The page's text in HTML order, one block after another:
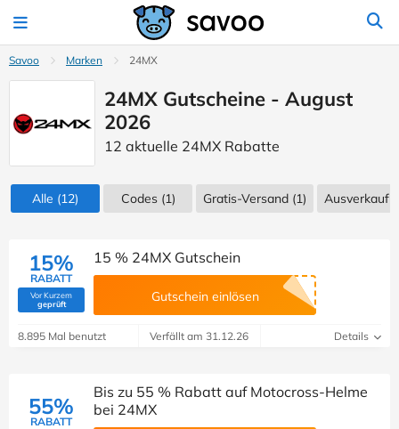
Savoo Marken 24MX
24MX Gutscheine - August
2026
12 aktuelle 24MX Rabatte
Alle (12) Codes(1) Gratis-Versand (1) Ausverkauf
15%
RABATT
Vor Kurzem
geprüft(Von Savoo geprüft)
15 % 24MX Gutschein
Gutschein einlösen
8.895 Mal benutzt Verfällt am 31.12.26 Details
55%
RABATT
Bis zu 55 % Rabatt auf Motocross-Helme
bei 24MX